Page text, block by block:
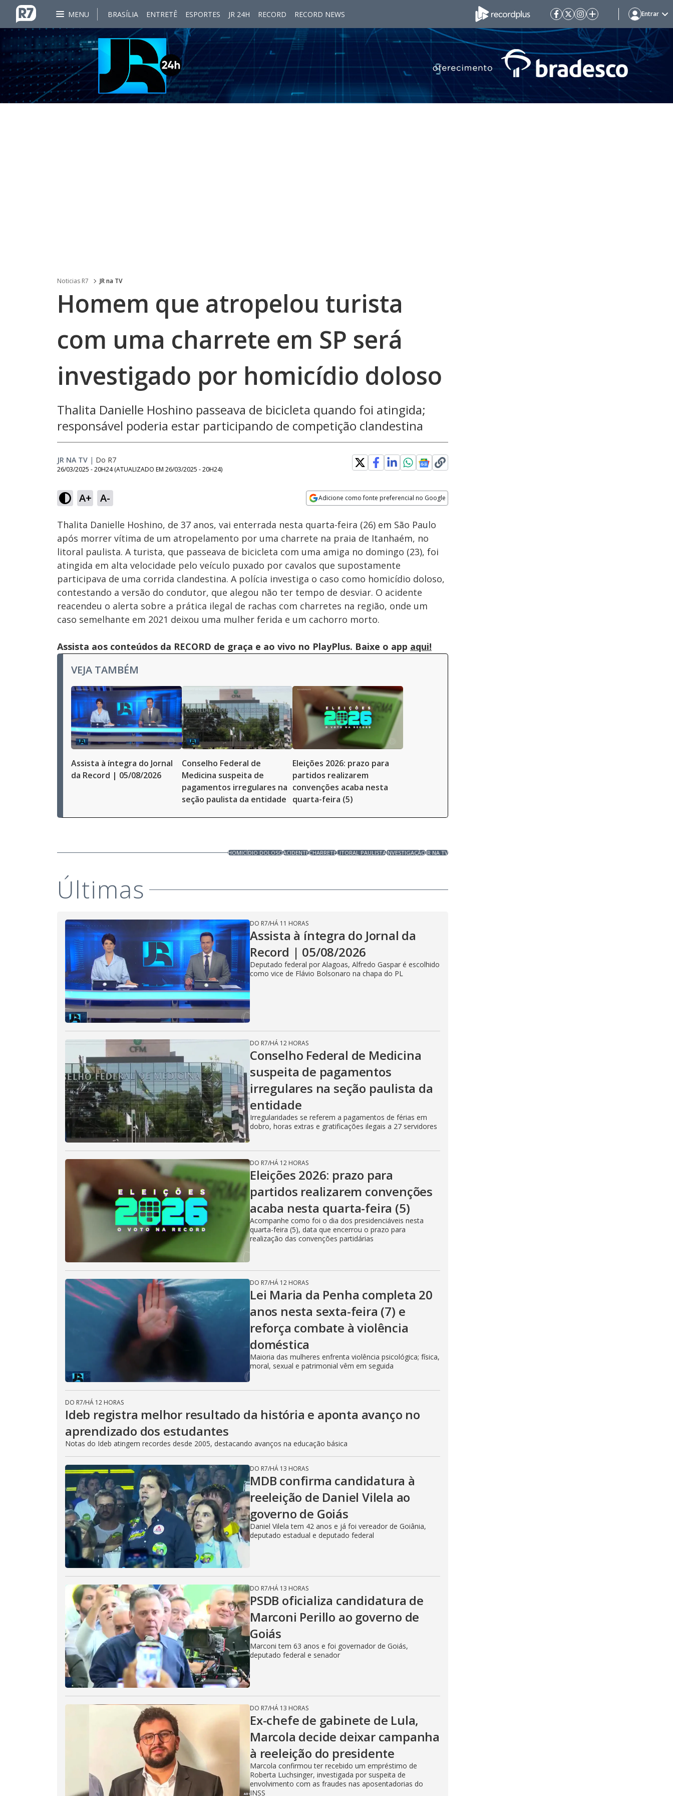
MENU BRASÍLIA ENTRETÊ ESPORTES JR 24H RECORD RECORD NEWS Entrar
Noticias R7 JR na TV
Homem que atropelou turista
com uma charrete em SP será
investigado por homicídio doloso
Thalita Danielle Hoshino passeava de bicicleta quando foi atingida;
responsável poderia estar participando de competição clandestina
JR NA TV | Do R7
26/03/2025 - 20H24 (ATUALIZADO EM 26/03/2025 - 20H24)
A+ A- Adicione como fonte preferencial no Google
Ativar
Som
Velocidade
Thalita Danielle Hoshino, de 37 anos, vai enterrada nesta quarta-feira (26) em São Paulo
após morrer vítima de um atropelamento por uma charrete na praia de Itanhaém, no
litoral paulista. A turista, que passeava de bicicleta com uma amiga no domingo (23), foi
atingida em alta velocidade pelo veículo puxado por cavalos que supostamente
participava de uma corrida clandestina. A polícia investiga o caso como homicídio doloso,
contestando a versão do condutor, que alegou não ter tempo de desviar. O acidente
reacendeu o alerta sobre a prática ilegal de rachas com charretes na região, onde um
caso semelhante em 2021 deixou uma mulher ferida e um cachorro morto.
Assista aos conteúdos da RECORD de graça e ao vivo no PlayPlus. Baixe o app aqui!
VEJA TAMBÉM
Assista à íntegra do Jornal
da Record | 05/08/2026
Conselho Federal de
Medicina suspeita de
pagamentos irregulares na
seção paulista da entidade
Eleições 2026: prazo para
partidos realizarem
convenções acaba nesta
quarta-feira (5)
HOMICÍDIO DOLOSOACIDENTECHARRETELITORAL PAULISTAINVESTIGAÇÃOJR NA TV
Últimas
DO R7/HÁ 11 HORAS
Assista à íntegra do Jornal da
Record | 05/08/2026
Deputado federal por Alagoas, Alfredo Gaspar é escolhido
como vice de Flávio Bolsonaro na chapa do PL
DO R7/HÁ 12 HORAS
Conselho Federal de Medicina
suspeita de pagamentos
irregulares na seção paulista da
entidade
Irregularidades se referem a pagamentos de férias em
dobro, horas extras e gratificações ilegais a 27 servidores
DO R7/HÁ 12 HORAS
Eleições 2026: prazo para
partidos realizarem convenções
acaba nesta quarta-feira (5)
Acompanhe como foi o dia dos presidenciáveis nesta
quarta-feira (5), data que encerrou o prazo para
realização das convenções partidárias
DO R7/HÁ 12 HORAS
Lei Maria da Penha completa 20
anos nesta sexta-feira (7) e
reforça combate à violência
doméstica
Maioria das mulheres enfrenta violência psicológica; física,
moral, sexual e patrimonial vêm em seguida
DO R7/HÁ 12 HORAS
Ideb registra melhor resultado da história e aponta avanço no
aprendizado dos estudantes
Notas do Ideb atingem recordes desde 2005, destacando avanços na educação básica
DO R7/HÁ 13 HORAS
MDB confirma candidatura à
reeleição de Daniel Vilela ao
governo de Goiás
Daniel Vilela tem 42 anos e já foi vereador de Goiânia,
deputado estadual e deputado federal
DO R7/HÁ 13 HORAS
PSDB oficializa candidatura de
Marconi Perillo ao governo de
Goiás
Marconi tem 63 anos e foi governador de Goiás,
deputado federal e senador
DO R7/HÁ 13 HORAS
Ex-chefe de gabinete de Lula,
Marcola decide deixar campanha
à reeleição do presidente
Marcola confirmou ter recebido um empréstimo de
Roberta Luchsinger, investigada por suspeita de
envolvimento com as fraudes nas aposentadorias do
INSS